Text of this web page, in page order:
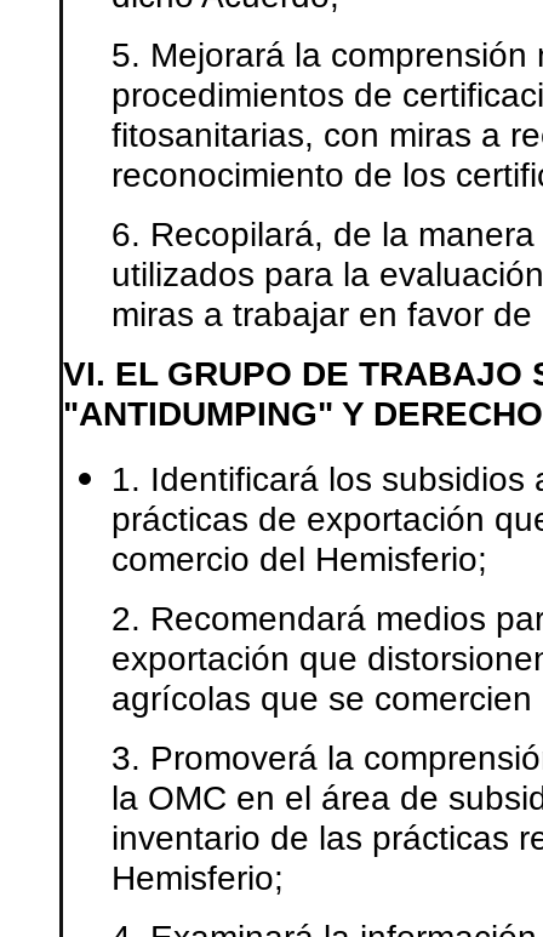
5. Mejorará la
procedimientos de
fitosanitarias, con miras a
reconocimiento de los
6. Recopilará, de la
utilizados para la
miras a trabajar en favor
VI. EL GRUPO DE TRABAJO
"ANTIDUMPING" Y
1. Identificará los
prácticas de exportación
comercio del Hemisferio;
2. Recomendará medios
exportación que
agrícolas que se
3. Promoverá la
la OMC en el área de
inventario de las prácticas
Hemisferio;